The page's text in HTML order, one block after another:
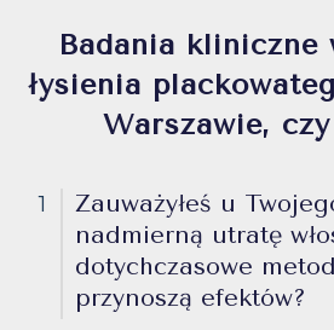
Badania kliniczne
łysienia
Warszawie,
1
Zauważyłeś u
nadmierną utratę
dotychczasowe
przynoszą efektów?